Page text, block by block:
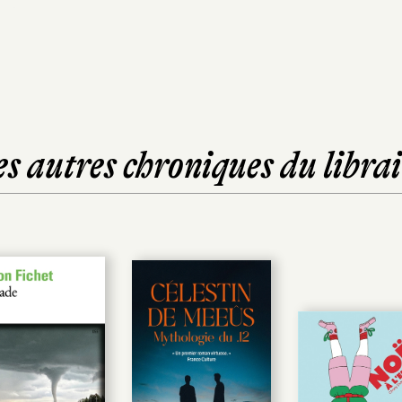
autres chroniques du